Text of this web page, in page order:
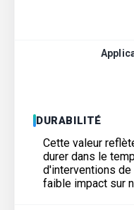
DURABILITÉ
Cette valeur
durer dans le
d'interventions de
faible impact sur